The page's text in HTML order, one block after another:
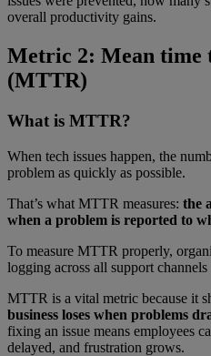
overall productivity gains.
Metric 2: Mean time
(MTTR)
What is MTTR?
When tech issues happen, the
problem as quickly as possible.
That’s what MTTR measures: the
when a problem is reported to
To measure MTTR properly,
logging across all support
MTTR is a vital metric because it
business loses when problems
fixing an issue means employees
delayed, and frustration grows.